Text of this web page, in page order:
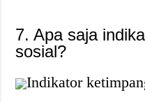
7. Apa saja
sosial?
Indikator